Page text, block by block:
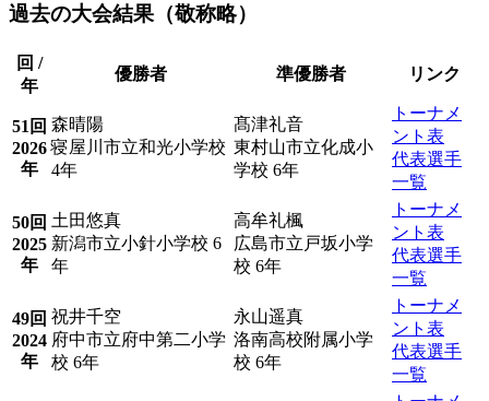
過去の大会結果（敬称略）
回 /
年
優勝者 準優勝者 リンク
51回
2026
年
森晴陽
寝屋川市立和光小学校
4年
髙津礼音
東村山市立化成小
学校 6年
トーナメ
ント表
代表選手
一覧
50回
2025
年
土田悠真
新潟市立小針小学校 6
年
高牟礼楓
広島市立戸坂小学
校 6年
トーナメ
ント表
代表選手
一覧
49回
2024
年
祝井千空
府中市立府中第二小学
校 6年
永山遥真
洛南高校附属小学
校 6年
トーナメ
ント表
代表選手
一覧